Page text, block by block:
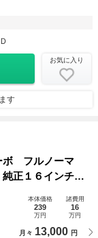
お気に入り
す
ボ フルノーマ
正１６インチア
ュアルエアコ
本体価格
239
万円
諸費用
16
万円
月々 13,000 円